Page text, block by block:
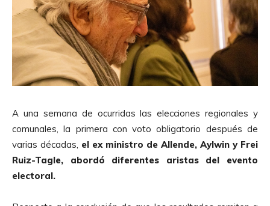
A una semana de ocurridas las elecciones regionales y
comunales, la primera con voto obligatorio después de
varias décadas, el ex ministro de Allende, Aylwin y Frei
Ruiz-Tagle, abordó diferentes aristas del evento
electoral.